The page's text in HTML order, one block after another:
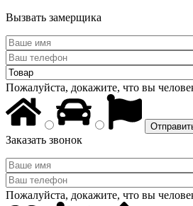
Вызвать замерщика
Пожалуйста, докажите, что вы
Заказать звонок
Пожалуйста, докажите, что вы